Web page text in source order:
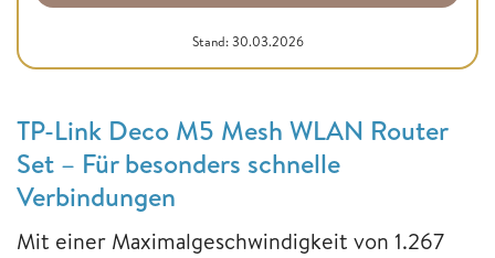
Stand: 30.03.2026
TP-Link Deco M5 Mesh WLAN Router
Set – Für besonders schnelle
Verbindungen
Mit einer Maximalgeschwindigkeit von 1.267